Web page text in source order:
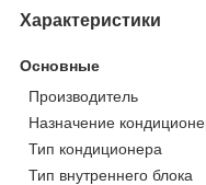
Характеристики
Основные
Производитель
Назначение
Тип кондиционера
Тип внутреннего блока